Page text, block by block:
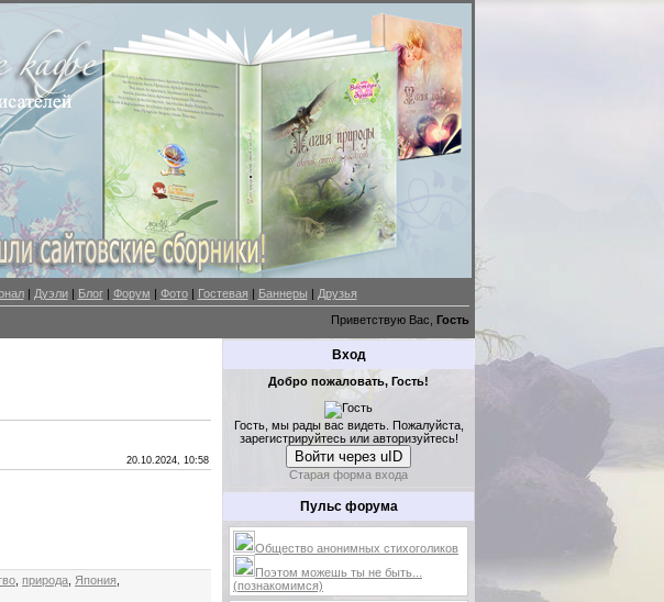
| Дуэли| Блог| Форум | Фото| Гостевая | Баннеры | Друзья
Приветствую Вас, Гость
20.10.2024, 10:58
природа Япония
Вход
Добро пожаловать, Гость!
Гость, мы рады вас видеть. Пожалуйста,
зарегистрируйтесь или авторизуйтесь!
Войти через uID
Старая форма входа
Пульс форума
Общество анонимных стихоголиков
Поэтом можешь ты не быть...
(познакомимся)